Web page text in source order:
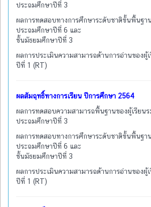
ประถมศึกษาปีที่ 3
ผลการทดสอบทางการศึกษาระดับชาติขั้นพื้นฐา
ประถมศึกษาปีที่ 6 และ
ชั้นมัธยมศึกษาปีที่ 3
ผลการประเมินความสามารถด้านการอ่านของผู้
ปีที่ 1 (RT)
ผลสัมฤทธิ์ทางการเรียน ปีการศึกษา 2564
ผลการทดสอบความสามารถพื้นฐานของผู้เรียน
ประถมศึกษาปีที่ 3
ผลการทดสอบทางการศึกษาระดับชาติขั้นพื้นฐา
ประถมศึกษาปีที่ 6 และ
ชั้นมัธยมศึกษาปีที่ 3
ผลการประเมินความสามารถด้านการอ่านของผู้
ปีที่ 1 (RT)